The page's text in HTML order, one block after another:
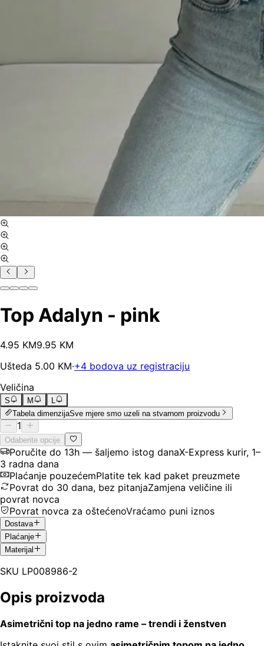
Top Adalyn - pink
4.95 KM9.95 KM
Ušteda 5.00 KM·+4 bodova uz registraciju
Veličina
S M
L
Tabela dimenzijaSve mjere smo uzeli na stvarnom proizvodu
1
Odaberite opcije
Poručite do 13h — šaljemo istog danaX-Express kurir, 1–
3 radna dana
Plaćanje pouzećemPlatite tek kad paket preuzmete
Povrat do 30 dana, bez pitanjaZamjena veličine ili
povrat novca
Povrat novca za oštećenoVraćamo puni iznos
Dostava
Plaćanje
Materijal
SKU LP008986-2
Opis proizvoda
Asimetrični top na jedno rame – trendi i ženstven